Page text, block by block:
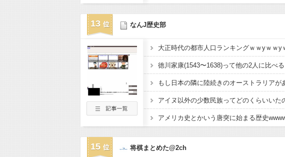
13 なんJ歴史部
アイヌ以外の少数民族ってどのくらいいた
アメリカ史とかいう唐突に始まる歴史
15 将棋まとめた@2ch